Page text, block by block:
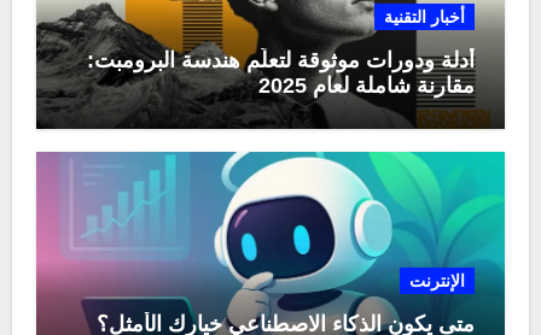
أخبار التقنية
أدلة ودورات موثوقة لتعلّم هندسة البرومبت:
مقارنة شاملة لعام 2025
الإنترنت
متى يكون الذكاء الاصطناعي خيارك الأمثل؟